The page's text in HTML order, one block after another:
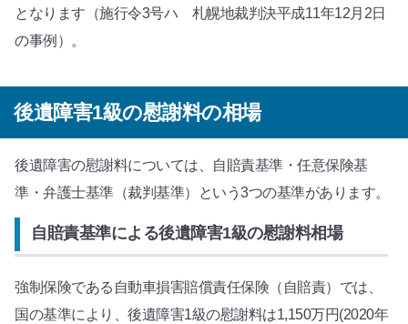
となります（施行令3号ハ 札幌地裁判決平成11年12月2日
の事例）。
後遺障害1級の慰謝料の相場
後遺障害の慰謝料については、自賠責基準・任意保険基
準・弁護士基準（裁判基準）という3つの基準があります。
自賠責基準による後遺障害1級の慰謝料相場
強制保険である自動車損害賠償責任保険（自賠責）では、
国の基準により、後遺障害1級の慰謝料は1,150万円(2020年